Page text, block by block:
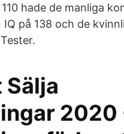
hade de manliga
på 138 och de
2020